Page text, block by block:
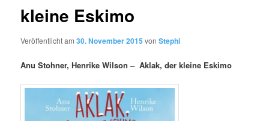
kleine Eskimo
Veröffentlicht am30. November 2015 vonStephi
Anu Stohner, Henrike Wilson –Aklak, der kleine Eskimo